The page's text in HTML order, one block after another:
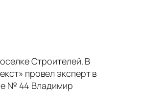
Строителей. В
провел эксперт в
№ 44 Владимир